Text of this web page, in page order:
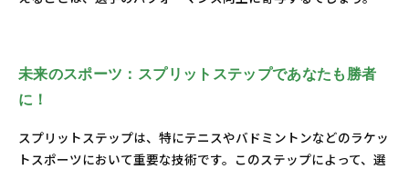
未来のスポーツ：スプリットステップであなたも勝者
に！
スプリットステップは、特にテニスやバドミントンなどのラケッ
トスポーツにおいて重要な技術です。このステップによって、選